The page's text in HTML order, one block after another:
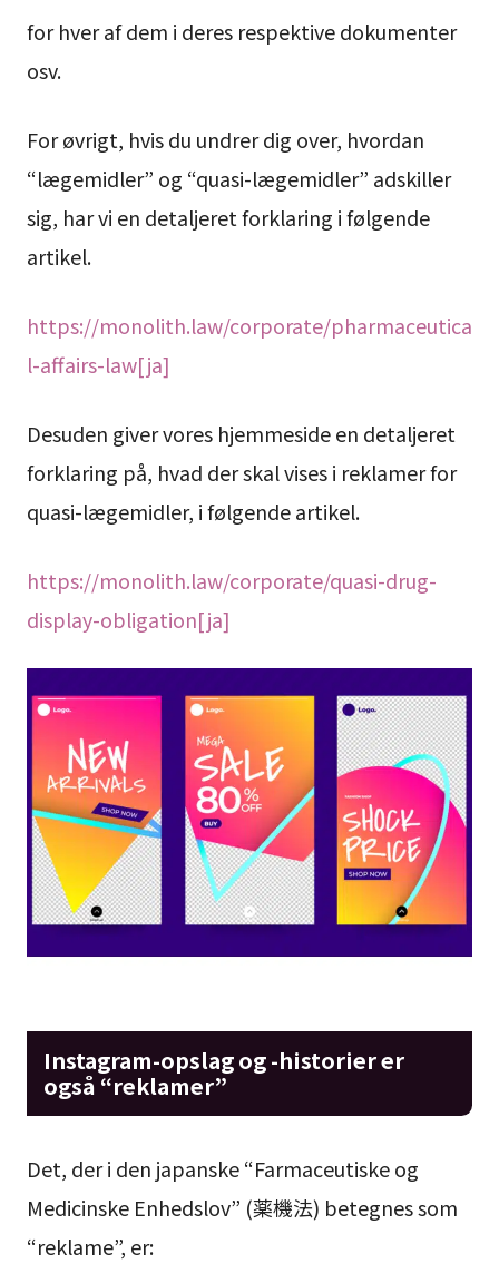
for hver af dem i deres respektive dokumenter
osv.
For øvrigt, hvis du undrer dig over, hvordan
“lægemidler” og “quasi-lægemidler” adskiller
sig, har vi en detaljeret forklaring i følgende
artikel.
https://monolith.law/corporate/pharmaceutica
l-affairs-law[ja]
Desuden giver vores hjemmeside en detaljeret
forklaring på, hvad der skal vises i reklamer for
quasi-lægemidler, i følgende artikel.
https://monolith.law/corporate/quasi-drug-
display-obligation[ja]
Instagram-opslag og -historier er
også “reklamer”
Det, der i den japanske “Farmaceutiske og
Medicinske Enhedslov” (薬機法) betegnes som
“reklame”, er: